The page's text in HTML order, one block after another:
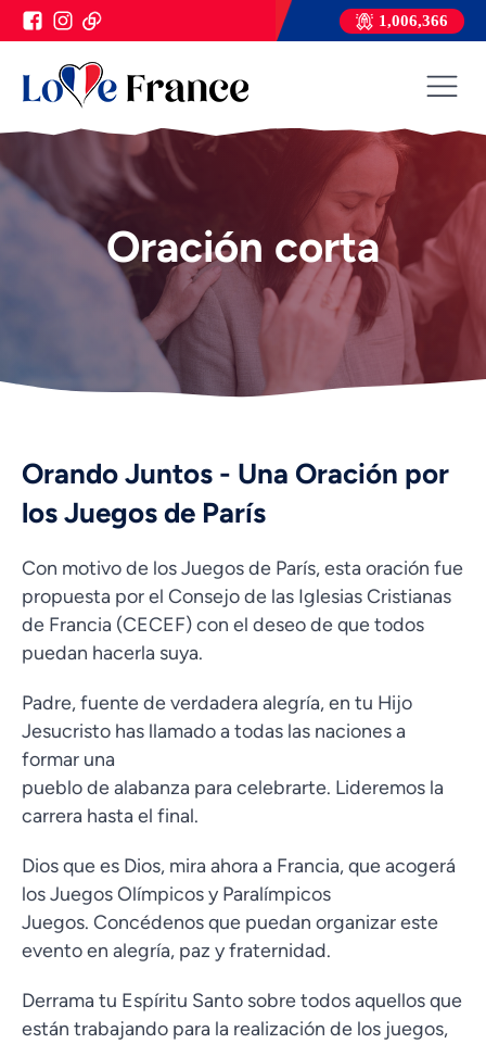
1,006,366
Oración corta
Orando Juntos - Una Oración por
los Juegos de París
Con motivo de los Juegos de París, esta oración fue
propuesta por el Consejo de las Iglesias Cristianas
de Francia (CECEF) con el deseo de que todos
puedan hacerla suya.
Padre, fuente de verdadera alegría, en tu Hijo
Jesucristo has llamado a todas las naciones a
formar una
pueblo de alabanza para celebrarte. Lideremos la
carrera hasta el final.
Dios que es Dios, mira ahora a Francia, que acogerá
los Juegos Olímpicos y Paralímpicos
Juegos. Concédenos que puedan organizar este
evento en alegría, paz y fraternidad.
Derrama tu Espíritu Santo sobre todos aquellos que
están trabajando para la realización de los juegos,